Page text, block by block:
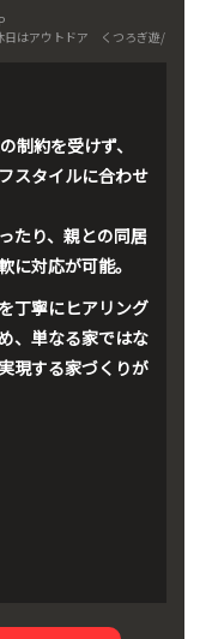
はアウトドア くつろぎ遊/
制約を受けず、
スタイルに合わせ
たり、親との同居
に対応が可能。
丁寧にヒアリング
、単なる家ではな
現する家づくりが